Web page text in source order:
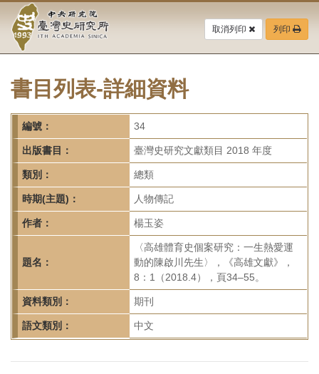
要
中
央
研
究
院-
臺
灣
史
研
究
所-
首
頁
取消列印 列印
書目列表-詳細資料
編號： 34
出版書目： 臺灣史研究文獻類目 2018 年度
類別： 總類
時期(主題)： 人物傳記
作者： 楊玉姿
題名：
〈高雄體育史個案研究：一生熱愛運
動的陳啟川先生〉，《高雄文獻》，
8：1（2018.4），頁34–55。
資料類別： 期刊
語文類別： 中文